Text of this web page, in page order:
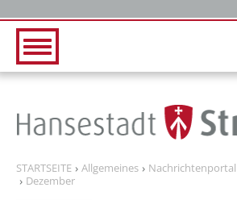
STARTSEITE Allgemeines Nachrichtenportal
Dezember